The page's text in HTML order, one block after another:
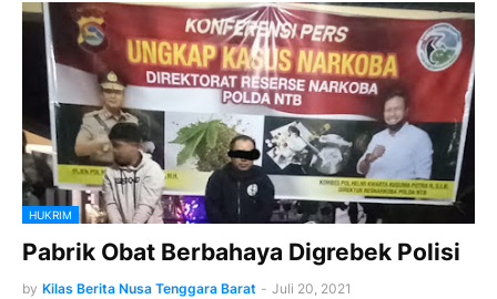
HUKRIM
Pabrik Obat Berbahaya Digrebek Polisi
by Kilas Berita Nusa Tenggara Barat - Juli 20, 2021